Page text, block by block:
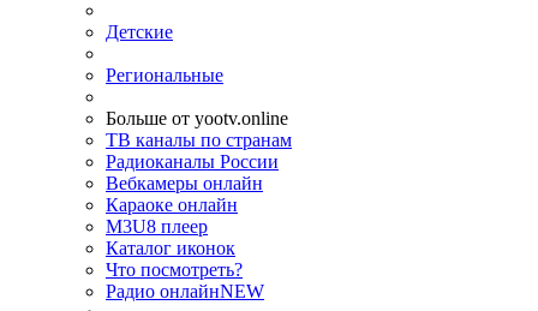
Детские
Региональные
Больше от yootv.online
ТВ каналы по странам
Радиоканалы России
Вебкамеры онлайн
Караоке онлайн
M3U8 плеер
Каталог иконок
Что посмотреть?
Радио онлайнNEW